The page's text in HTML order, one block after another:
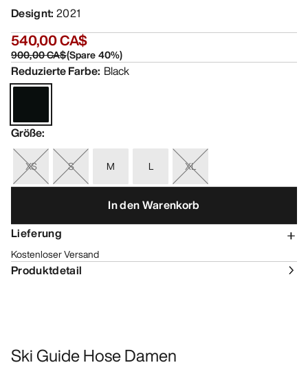
Designt: 2021
540,00 CA$
900,00 CA$(Spare40%)
Reduzierte Farbe: Black
Größe:
XS S M L XL
In den Warenkorb
Lieferung
Kostenloser Versand
Produktdetail
Ski Guide Hose Damen